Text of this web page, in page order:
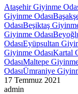
Ataşehir Giyinme
Giyinme Odası
OdasıBeşiktaş
Giyinme Odası
OdasıEyüpsultan
Giyinme OdasıKartal
OdasıMaltepe
OdasıÜmraniye
17 Temmuz 2021
admin